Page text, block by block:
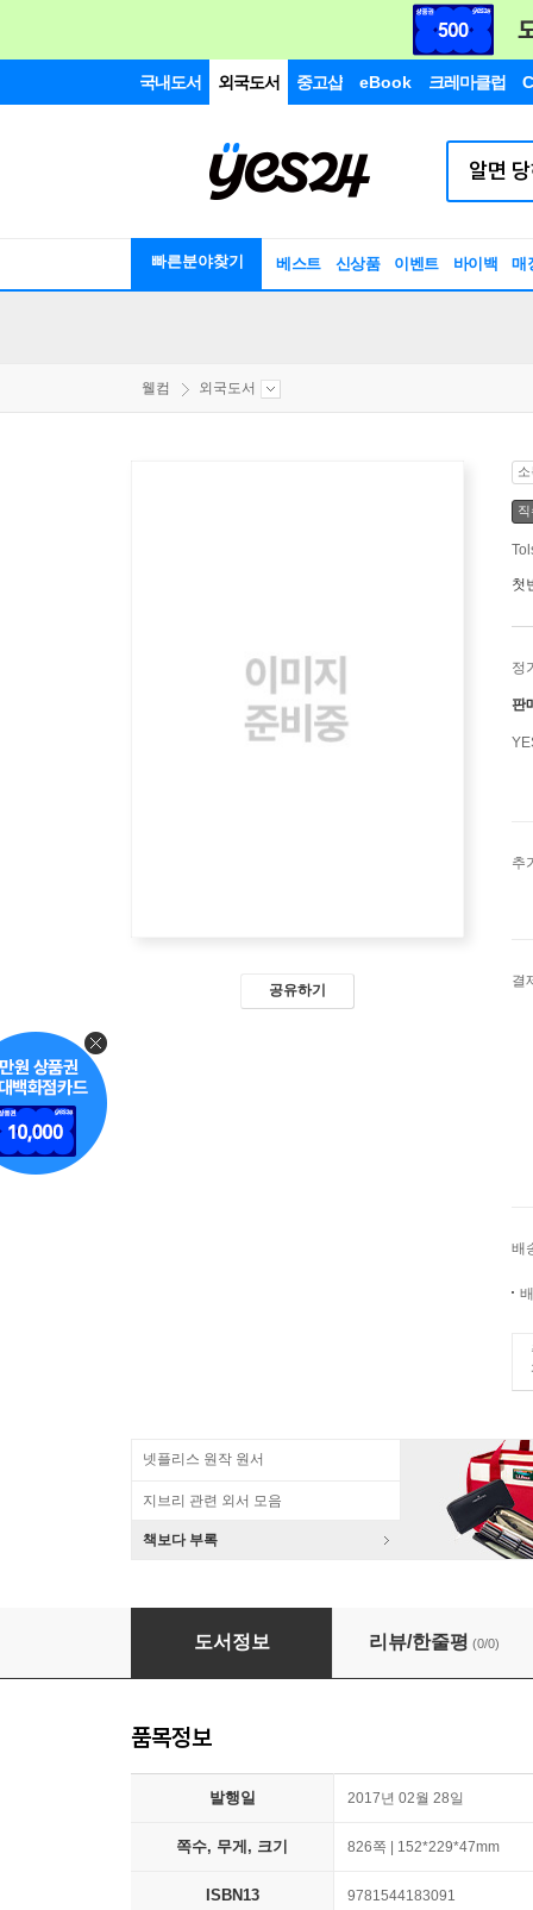
국내도서 외국도서 중고샵 eBook 크레마클럽
빠른분야찾기 베스트 신상품 이벤트 바이백 매
웰컴 외국도서
공유하기
첫
정
판
추
결
배
넷플리스 원작 원서
지브리 관련 외서 모음
책보다 부록
Anna Karenina
도서정보 리뷰/한줄평 (0/0)
품목정보
발행일 2017년 02월 28일
쪽수, 무게, 크기 826쪽 | 152*229*47mm
ISBN13 9781544183091